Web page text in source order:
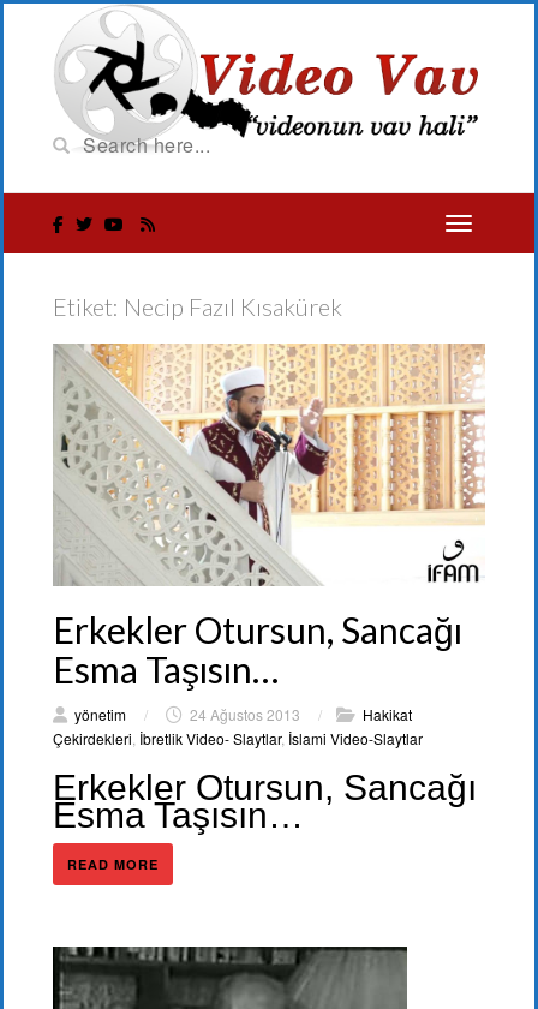
Etiket: Necip Fazıl Kısakürek
Erkekler Otursun, Sancağı
Esma Taşısın…
yönetim / 24 Ağustos 2013 /
Hakikat
Çekirdekleri, İbretlik Video- Slaytlar, İslami Video-Slaytlar
Erkekler Otursun, Sancağı
Esma Taşısın…
READ MORE